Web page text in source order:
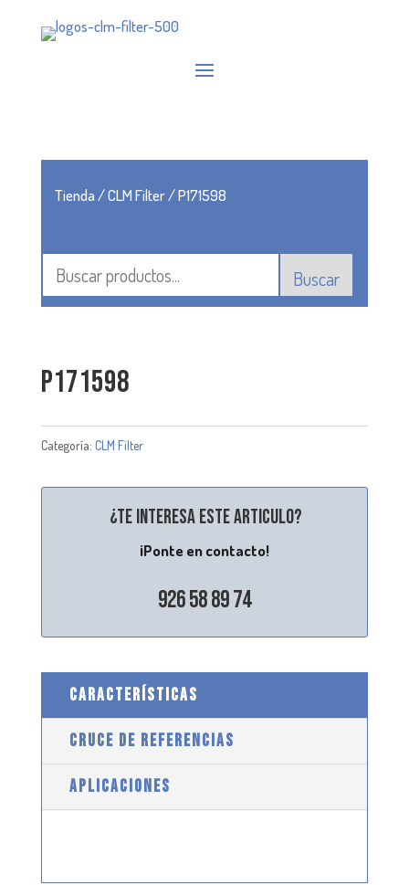
Tienda/CLM Filter/ P171598
Buscar
P171598
Categoría: CLM Filter
¿Te interesa este articulo?
¡Ponte en contacto!
926 58 89 74
CARACTERÍSTICAS
CRUCE DE REFERENCIAS
APLICACIONES